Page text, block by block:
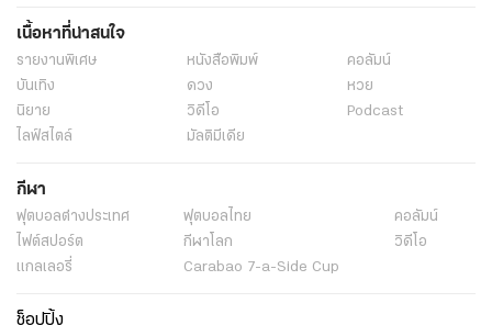
เนื้อหาที่น่าสนใจ
รายงานพิเศษ หนังสือพิมพ์
คอลัมน์
บันเทิง
ดวง
หวย
นิยาย
วิดีโอ
Podcast
ไลฟ์สไตล์
มัลติมีเดีย
กีฬา
ฟุตบอลต่่างประเทศ ฟุตบอลไทย
คอลัมน์
ไฟต์สปอร์ต
กีฬาโลก
วิดีโอ
แกลเลอรี่
Carabao 7-a-Side Cup
ช็อปปิ้ง